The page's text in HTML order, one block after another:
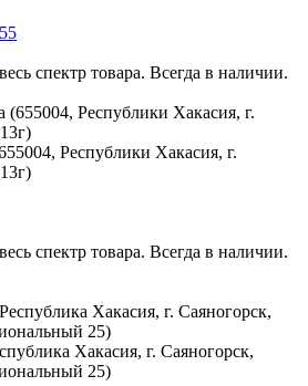
спектр товара. Всегда в наличии.
Республики Хакасия, г.
спектр товара. Всегда в наличии.
Хакасия, г. Саяногорск,
25)